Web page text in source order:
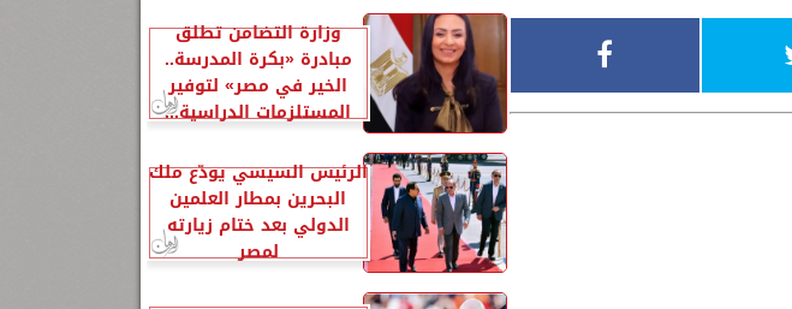
وزارة التضامن تطلق
مبادرة «بكرة المدرسة..
الخير في مصر» لتوفير
المستلزمات الدراسية...
الرئيس السيسي يودّع ملك
البحرين بمطار العلمين
الدولي بعد ختام زيارته
لمصر